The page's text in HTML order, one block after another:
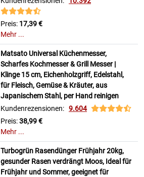
Preis: 17,39 €
Mehr ...
Matsato Universal Küchenmesser,
Scharfes Kochmesser & Grill Messer |
Klinge 15 cm, Eichenholzgriff, Edelstahl,
für Fleisch, Gemüse & Kräuter, aus
Japanischem Stahl, per Hand reinigen
Kundenrezensionen: 9.604
Preis:38,99 €
Mehr ...
Turbogrün Rasendünger Frühjahr 20kg,
gesunder Rasen verdrängt Moos, Ideal für
Frühjahr und Sommer, geeignet für